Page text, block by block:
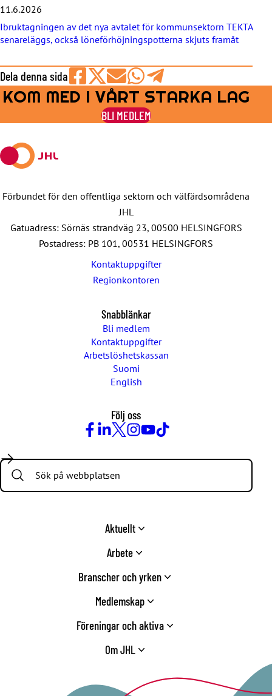
11.6.2026
Ibruktagningen av det nya avtalet för kommunsektorn TEKTA
senareläggs, också löneförhöjningspotterna skjuts framåt
Dela denna sida
Share
on
Facebook
Share
on
Share
by
E-
Share
on
WhatsApp
Share
on
Telegram
KOM MED I VÅRT STARKA LAG
BLI MEDLEM
Förbundet för den offentliga sektorn och välfärdsområdena
JHL
Gatuadress: Sörnäs strandväg 23, 00500 HELSINGFORS
Postadress: PB 101, 00531 HELSINGFORS
Kontaktuppgifter
Regionkontoren
Snabblänkar
Bli medlem
Kontaktuppgifter
Arbetslöshetskassan
Suomi
English
Följ oss
Search:
Aktuellt
Arbete
Branscher och yrken
Medlemskap
Föreningar och aktiva
Om JHL